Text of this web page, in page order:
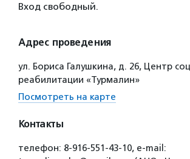
Вход свободный.
Адрес проведения
ул. Бориса Галушкина, д. 26, Центр
реабилитации «Турмалин»
Посмотреть на карте
Контакты
телефон: 8-916-551-43-10, e-mail: